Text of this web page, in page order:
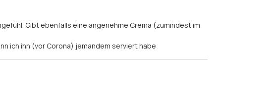
Gibt ebenfalls eine angenehme Crema (zumindest im
ich ihn (vor Corona) jemandem serviert habe